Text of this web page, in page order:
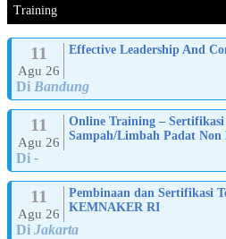
Training
11
Agu 26
Effective Leadership And
Di Bandung
11
Agu 26
Online Training –
Sampah/Limbah Padat Non
Di -
11
Agu 26
Pembinaan dan Sertifikasi
KEMNAKER RI
Di Jakarta